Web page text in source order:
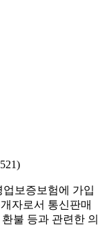
보증보험에 가입
자로서 통신판매
불 등과 관련한 의